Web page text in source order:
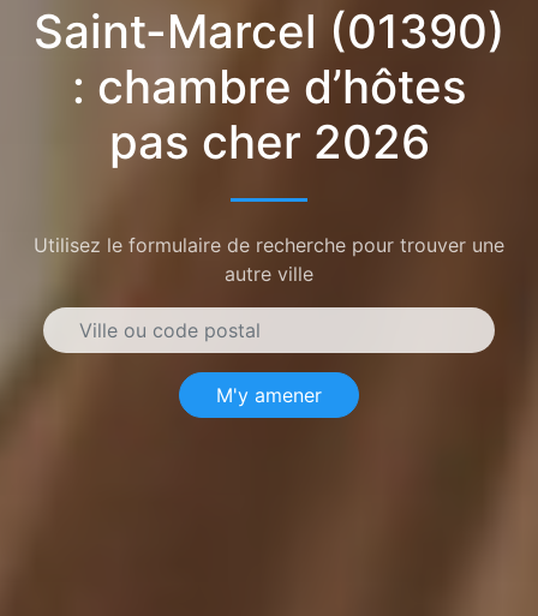
Saint-Marcel (01390)
: chambre d’hôtes
pas cher 2026
Utilisez le formulaire de recherche pour trouver une
autre ville
M'y amener